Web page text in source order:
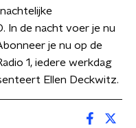
In de nacht voer je nu
je nu op de
1, iedere werkdag
Ellen Deckwitz.